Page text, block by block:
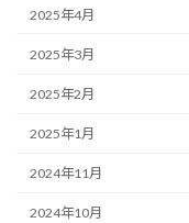
2025年4月
2025年3月
2025年2月
2025年1月
2024年11月
2024年10月